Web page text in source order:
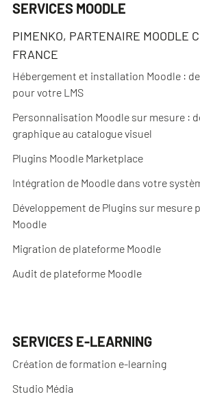
SERVICES MOODLE
PIMENKO, PARTENAIRE MOODLE
FRANCE
Hébergement et installation Moodle :
pour votre LMS
Personnalisation Moodle sur mesure :
graphique au catalogue visuel
Plugins Moodle Marketplace
Intégration de Moodle dans votre
Développement de Plugins sur mesure
Moodle
Migration de plateforme Moodle
Audit de plateforme Moodle
SERVICES E-LEARNING
Création de formation e-learning
Studio Média